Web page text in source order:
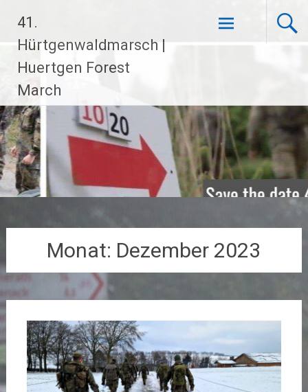
Inhalt
springen
41.
Hürtgenwaldmarsch |
Huertgen Forest
March
Monat: Dezember 2023